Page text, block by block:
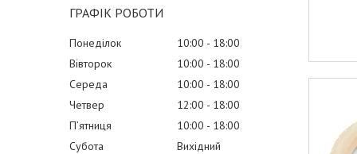
ГРАФІК РОБОТИ
Понеділок 10:00
18:00
Вівторок
10:00
18:00
Середа
10:00
18:00
Четвер
12:00
18:00
Пʼятниця
10:00
18:00
Субота
Вихідний